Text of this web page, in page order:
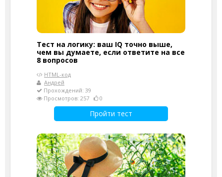
Тест на логику: ваш IQ точно выше,
чем вы думаете, если ответите на все
8 вопросов
HTML-код
Андрей
Прохождений: 39
Просмотров: 257
0
Пройти тест